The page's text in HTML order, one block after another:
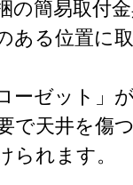
の簡易取付
ある位置に
ーゼット」
で天井を傷
られます。